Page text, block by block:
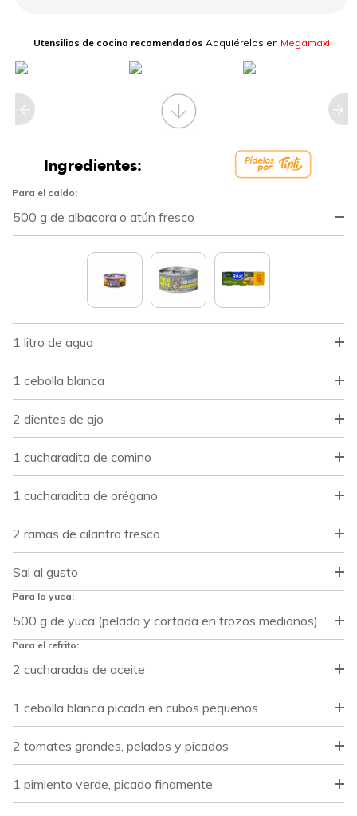
Utensilios de cocina recomendadosAdquiérelos en Megamaxi
Ingredientes:
Para el caldo:
500 g de albacora o atún fresco
1 litro de agua
1 cebolla blanca
2 dientes de ajo
1 cucharadita de comino
1 cucharadita de orégano
2 ramas de cilantro fresco
Sal al gusto
Para la yuca:
500 g de yuca (pelada y cortada en trozos medianos)
Para el refrito:
2 cucharadas de aceite
1 cebolla blanca picada en cubos pequeños
2 tomates grandes, pelados y picados
1 pimiento verde, picado finamente